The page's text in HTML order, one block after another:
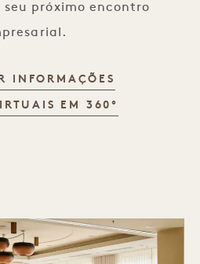
próximo encontro
INFORMAÇÕES
EM 360°